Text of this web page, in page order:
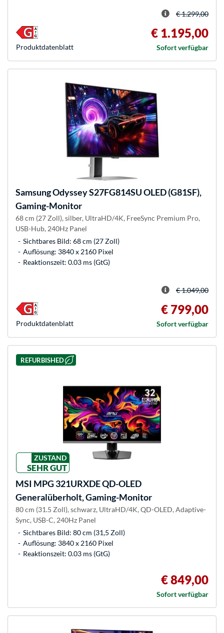
€ 1.299,00
€ 1.195,00
Sofort verfügbar
Produkt­datenblatt
SamsungOdyssey S27FG814SU OLED (G81SF),
Gaming-Monitor
68 cm (27 Zoll), silber, UltraHD/4K, FreeSync Premium Pro,
USB-Hub, 240Hz Panel
Sichtbares Bild: 68 cm (27 Zoll)
Auflösung: 3840 x 2160 Pixel
Reaktionszeit: 0.03 ms (GtG)
€ 1.049,00
€ 799,00
Sofort verfügbar
Produkt­datenblatt
REFURBISHED
ZUSTAND
SEHR GUT
MSI MPG 321URXDE QD-OLED
Generalüberholt, Gaming-Monitor
80 cm (31.5 Zoll), schwarz, UltraHD/4K, QD-OLED, Adaptive-
Sync, USB-C, 240Hz Panel
Sichtbares Bild: 80 cm (31,5 Zoll)
Auflösung: 3840 x 2160 Pixel
Reaktionszeit: 0.03 ms (GtG)
€ 849,00
Sofort verfügbar